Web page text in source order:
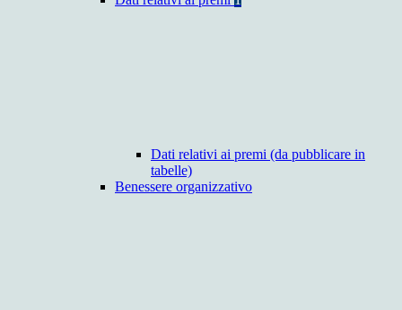
Dati relativi ai premi (da pubblicare in
tabelle)
Benessere organizzativo